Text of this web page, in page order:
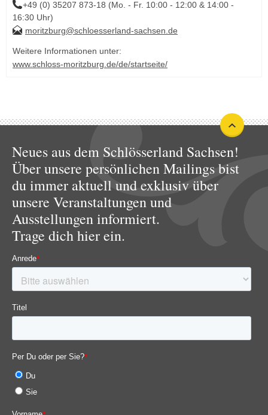
+49 (0) 35207 873-18 (Mo. - Fr. 10:00 - 12:00 & 14:00 -
16:30 Uhr)
moritzburg@schloesserland-sachsen.de
Weitere Informationen unter:
www.schloss-moritzburg.de/de/startseite/
Neues aus dem Schlösserland Sachsen!
Über unsere persönlichen Mailings bist
du immer aktuell und exklusiv über
unsere Veranstaltungen und
Ausstellungen informiert.
Trage dich hier ein.